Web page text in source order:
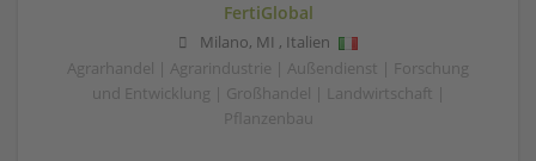
FertiGlobal
Milano, MI , Italien
Agrarhandel | Agrarindustrie | Außendienst | Forschung
und Entwicklung | Großhandel | Landwirtschaft |
Pflanzenbau